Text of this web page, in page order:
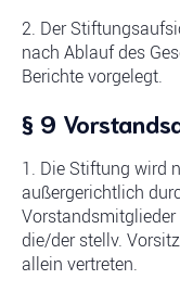
2. Der
nach Ablauf des
Berichte vorgelegt.
§ 9
1. Die Stiftung wird
außergerichtlich
Vorstandsmitglieder
die/der stellv.
allein vertreten.